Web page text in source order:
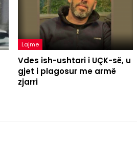
Lajme
Vdes ish-ushtari i UÇK-së, u
gjet i plagosur me armë
zjarri